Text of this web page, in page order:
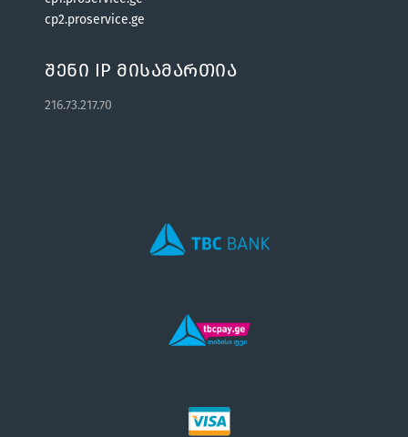
cp2.proservice.ge
Შენი IP Მისამართია
216.73.217.70